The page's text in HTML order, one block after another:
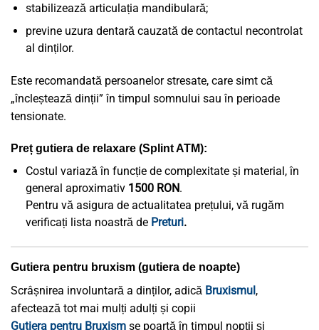
stabilizează articulația mandibulară;
previne uzura dentară cauzată de contactul necontrolat
al dinților.
Este recomandată persoanelor stresate, care simt că
„încleștează dinții” în timpul somnului sau în perioade
tensionate.
Preț gutiera de relaxare (Splint ATM):
Costul variază în funcție de complexitate și material, în
general aproximativ 1500 RON.
Pentru vă asigura de actualitatea prețului, vă rugăm
verificați lista noastră de Preturi.
Gutiera pentru bruxism (gutiera de noapte)
Scrâșnirea involuntară a dinților, adică Bruxismul ,
afectează tot mai mulți adulți și copii
Gutiera pentru Bruxism se poartă în timpul nopții și